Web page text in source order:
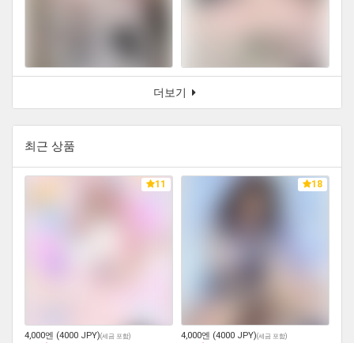
더보기
최근 상품
11
4,000엔 (4000 JPY)(세금 포함)
18
4,000엔 (4000 JPY)(세금 포함)